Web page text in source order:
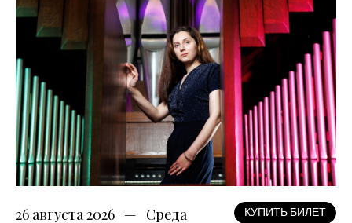
26 августа 2026 Среда КУПИТЬ БИЛЕТ